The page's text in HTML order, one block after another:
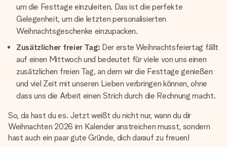
um die Festtage einzuleiten. Das ist die perfekte
Gelegenheit, um die letzten personalisierten
Weihnachtsgeschenke einzupacken.
Zusätzlicher freier Tag: Der erste Weihnachtsfeiertag fällt
auf einen Mittwoch und bedeutet für viele von uns einen
zusätzlichen freien Tag, an dem wir die Festtage genießen
und viel Zeit mit unseren Lieben verbringen können, ohne
dass uns die Arbeit einen Strich durch die Rechnung macht.
So, da hast du es. Jetzt weißt du nicht nur, wann du dir
Weihnachten 2026 im Kalender anstreichen musst, sondern
hast auch ein paar gute Gründe, dich darauf zu freuen!